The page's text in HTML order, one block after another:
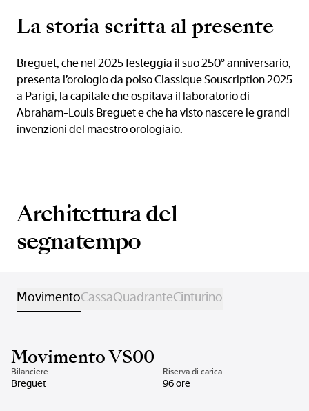
La storia scritta al presente
Breguet, che nel 2025 festeggia il suo 250° anniversario,
presenta l’orologio da polso Classique Souscription 2025
a Parigi, la capitale che ospitava il laboratorio di
Abraham-Louis Breguet e che ha visto nascere le grandi
invenzioni del maestro orologiaio.
Architettura del
segnatempo
MovimentoCassaQuadranteCinturino
Movimento VS00
Bilanciere
Breguet
Riserva di carica
96 ore